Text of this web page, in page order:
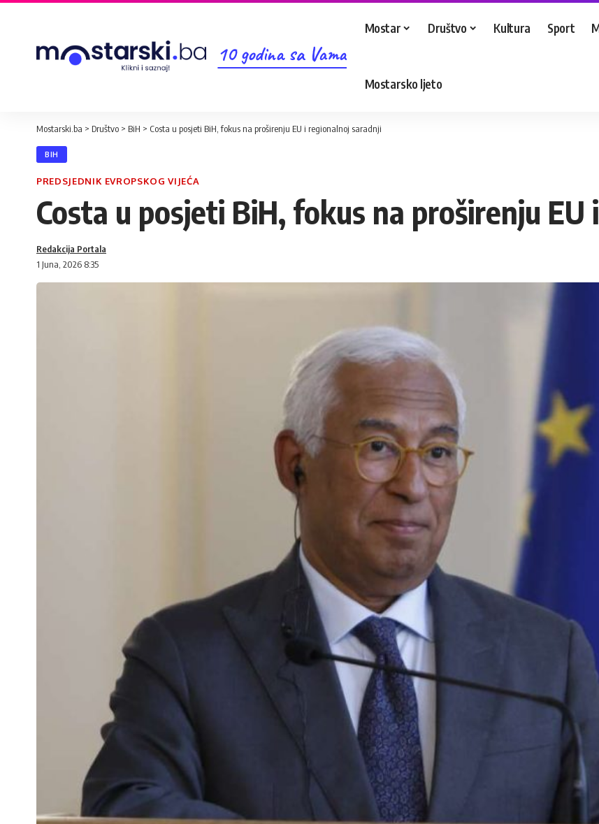
10 godina sa Vama
Mostar Društvo Kultura Sport
Mostarsko ljeto
Mostarski.ba > Društvo > BiH > Costa u posjeti BiH, fokus na proširenju EU i regionalnoj saradnji
BIH
PREDSJEDNIK EVROPSKOG VIJEĆA
Costa u posjeti BiH, fokus na proširenju
1 Juna, 2026 8:35
Redakcija Portala